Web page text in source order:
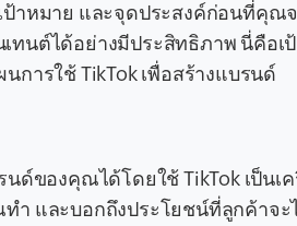
หมาย และจุดประสงค์ก่อนที่คุณจ
นต์ได้อย่างมีประสิทธิภาพ นี่คือเ
ารใช้ TikTok เพื่อสร้างแบรนด์
ด์ของคุณได้โดยใช้ TikTok เป็นเ
ำ และบอกถึงประโยชน์ที่ลูกค้าจ